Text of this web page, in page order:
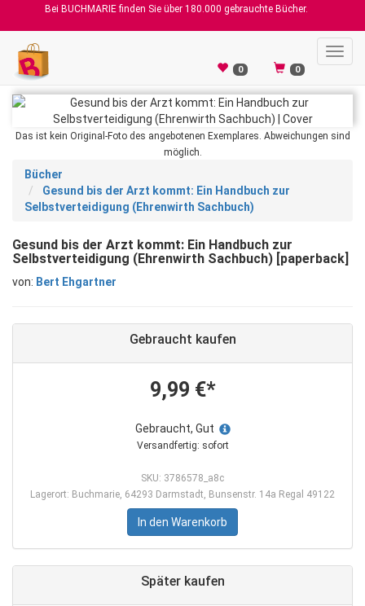
Bei BUCHMARIE finden Sie über 180.000 gebrauchte Bücher.
0 0
Das ist kein Original-Foto des angebotenen Exemplares. Abweichungen sind
möglich.
Bücher
Gesund bis der Arzt kommt: Ein Handbuch zur
Selbstverteidigung (Ehrenwirth Sachbuch)
Gesund bis der Arzt kommt: Ein Handbuch zur
Selbstverteidigung (Ehrenwirth Sachbuch) [paperback]
von: Bert Ehgartner
Gebraucht kaufen
9,99 €*
Gebraucht, Gut
Versandfertig: sofort
SKU: 3786578_a8c
Lagerort: Buchmarie, 64293 Darmstadt, Bunsenstr. 14a Regal 49122
In den Warenkorb
Später kaufen